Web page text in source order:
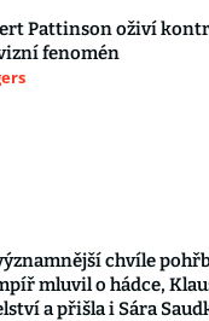
Pattinson oživí
fenomén
chvíle
mluvil o hádce,
a přišla i Sára